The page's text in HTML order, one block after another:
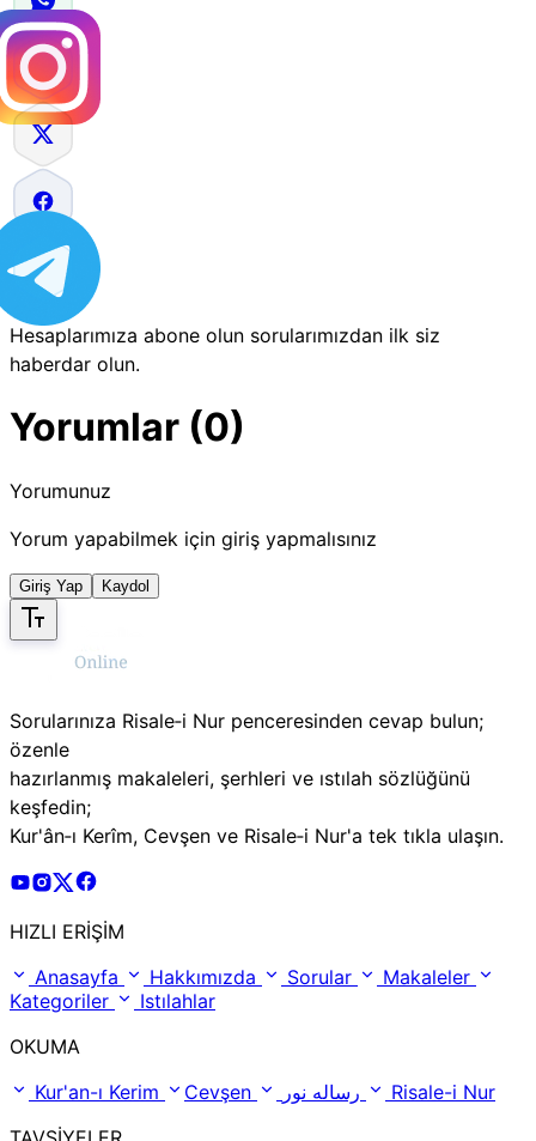
Hesaplarımıza abone olun sorularımızdan ilk siz
haberdar olun.
Yorumlar (0)
Yorumunuz
Yorum yapabilmek için giriş yapmalısınız
Giriş Yap Kaydol
Sorularınıza Risale‑i Nur penceresinden cevap bulun;
özenle
hazırlanmış makaleleri, şerhleri ve ıstılah sözlüğünü
keşfedin;
Kur'ân‑ı Kerîm, Cevşen ve Risale‑i Nur'a tek tıkla ulaşın.
Risale Online Youtube Hesabı
Risale Online Instagram Hesabı
Risale Online X Hesabı
HIZLI ERİŞİM
Anasayfa
Hakkımızda Sorular
Makaleler
Kategoriler
Istılahlar
OKUMA
Kur'an-ı Kerim
Cevşen
Risale-i Nur